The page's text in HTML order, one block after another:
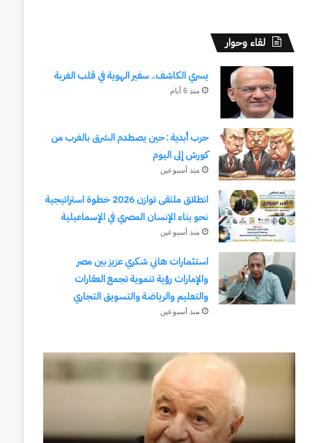
لقاء وحوار
يسري الكاشف.. سفير الهوية في قلب الغربة
منذ 6 أيام
حرب أبدية : حين يصطدم الشرق بالغرب من
كورش إلى اليوم
منذ أسبوعين
انطلاق ملتقى توازن 2026 خطوة استراتيجية
نحو بناء الإنسان المصري في الإسماعيلية
منذ أسبوعين
استثمارات هاني شكري عزيز بين مصر
والإمارات رؤية تنموية تجمع العقارات
والتعليم والرياضة والتسويق التجاري
منذ أسبوعين
في